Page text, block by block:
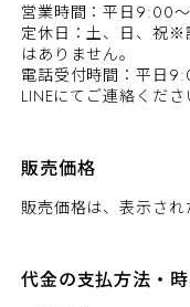
営業時間：平日9:00
定休日：土、日、祝※
はありません。
電話受付時間：平日
LINEにてご連絡くださ
販売価格
販売価格は、表示され
代金の支払方法・